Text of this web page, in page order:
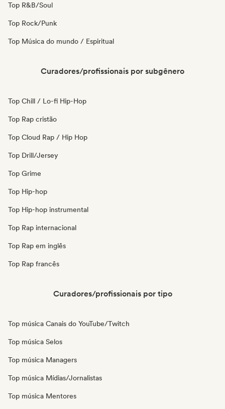
Top R&B/Soul
Top Rock/Punk
Top Música do mundo / Espiritual
Curadores/profissionais por subgênero
Top Chill / Lo-fi Hip-Hop
Top Rap cristão
Top Cloud Rap / Hip Hop
Top Drill/Jersey
Top Grime
Top Hip-hop
Top Hip-hop instrumental
Top Rap internacional
Top Rap em inglês
Top Rap francês
Curadores/profissionais por tipo
Top música Canais do YouTube/Twitch
Top música Selos
Top música Managers
Top música Mídias/Jornalistas
Top música Mentores